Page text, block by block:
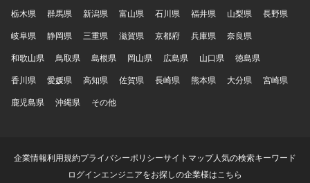
栃木県
群馬県 新潟県 富山県 石川県 福井県 山梨県
長野県
岐阜県
静岡県 三重県 滋賀県 京都府 兵庫県
奈良県
和歌山県
鳥取県 島根県 岡山県 広島県 山口県
徳島県
香川県
愛媛県 高知県 佐賀県 長崎県 熊本県 大分県
宮崎県
鹿児島県
沖縄県 その他
企業情報利用規約プライバシーポリシーサイトマップ人気の検索キーワード
ログインエンジニアをお探しの企業様はこちら